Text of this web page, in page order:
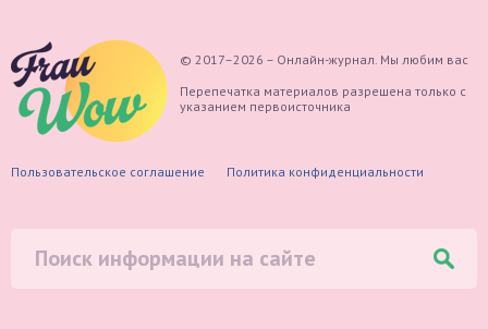
© 2017–2026 – Онлайн-журнал. Мы любим вас
Перепечатка материалов разрешена только с
указанием первоисточника
Пользовательское соглашение Политика конфиденциальности